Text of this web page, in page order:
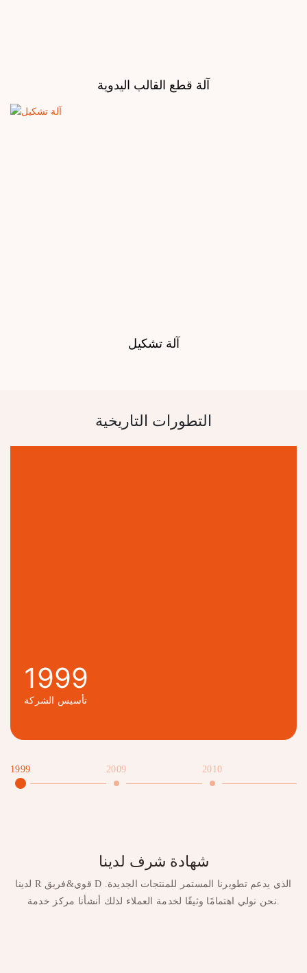
آلة قطع القالب اليدوية
آلة تشكيل
التطورات التاريخية
1999
تأسيس الشركة
1999 2009 2010
شهادة شرف لدينا
لدينا R قوي&فريق D الذي يدعم تطويرنا المستمر للمنتجات الجديدة.
نحن نولي اهتمامًا وثيقًا لخدمة العملاء لذلك أنشأنا مركز خدمة.